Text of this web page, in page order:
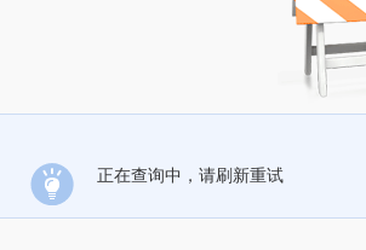
正在查询中，请刷新重试